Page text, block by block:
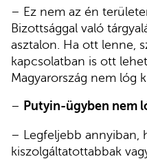
– Ez nem az én
Bizottsággal való
asztalon. Ha ott lenne,
kapcsolatban is ott
Magyarország nem lóg
– Putyin-ügyben nem
– Legfeljebb annyiban,
kiszolgáltatottabbak